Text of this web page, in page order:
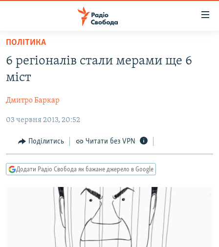
Перейти
основного
матеріалу
до
навігації
Перейти
пошуку
ВСЕ ЗА ДОБУ
ПОЛІТИКА
ЕКОНОМІКА
СУСПІЛЬСТВО
СПОРТ
ВІЙНА
РОСІЙСЬКА «ФІЛЬТРАЦІЯ»
ДОНБАС.РЕАЛІЇ
КРИМ.РЕАЛІЇ
ТИ ЯК?
КИТАЙ.ВИКЛИКИ
МУЛЬТИМЕДІА
ПОЛІТИКА
6 регіоналів стали мерами ще 6
міст
Дмитро Баркар
03 червня 2013, 20:52
Поділитись Читати без VPN
Додати Радіо Свобода як бажане джерело в Google